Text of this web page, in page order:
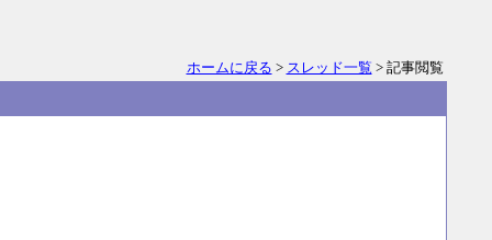
ホームに戻る > スレッド一覧 > 記事閲覧